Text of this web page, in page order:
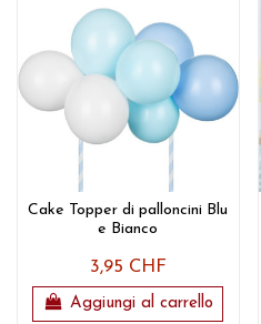
Cake Topper di palloncini Blu
e Bianco
3,95 CHF
Aggiungi al carrello